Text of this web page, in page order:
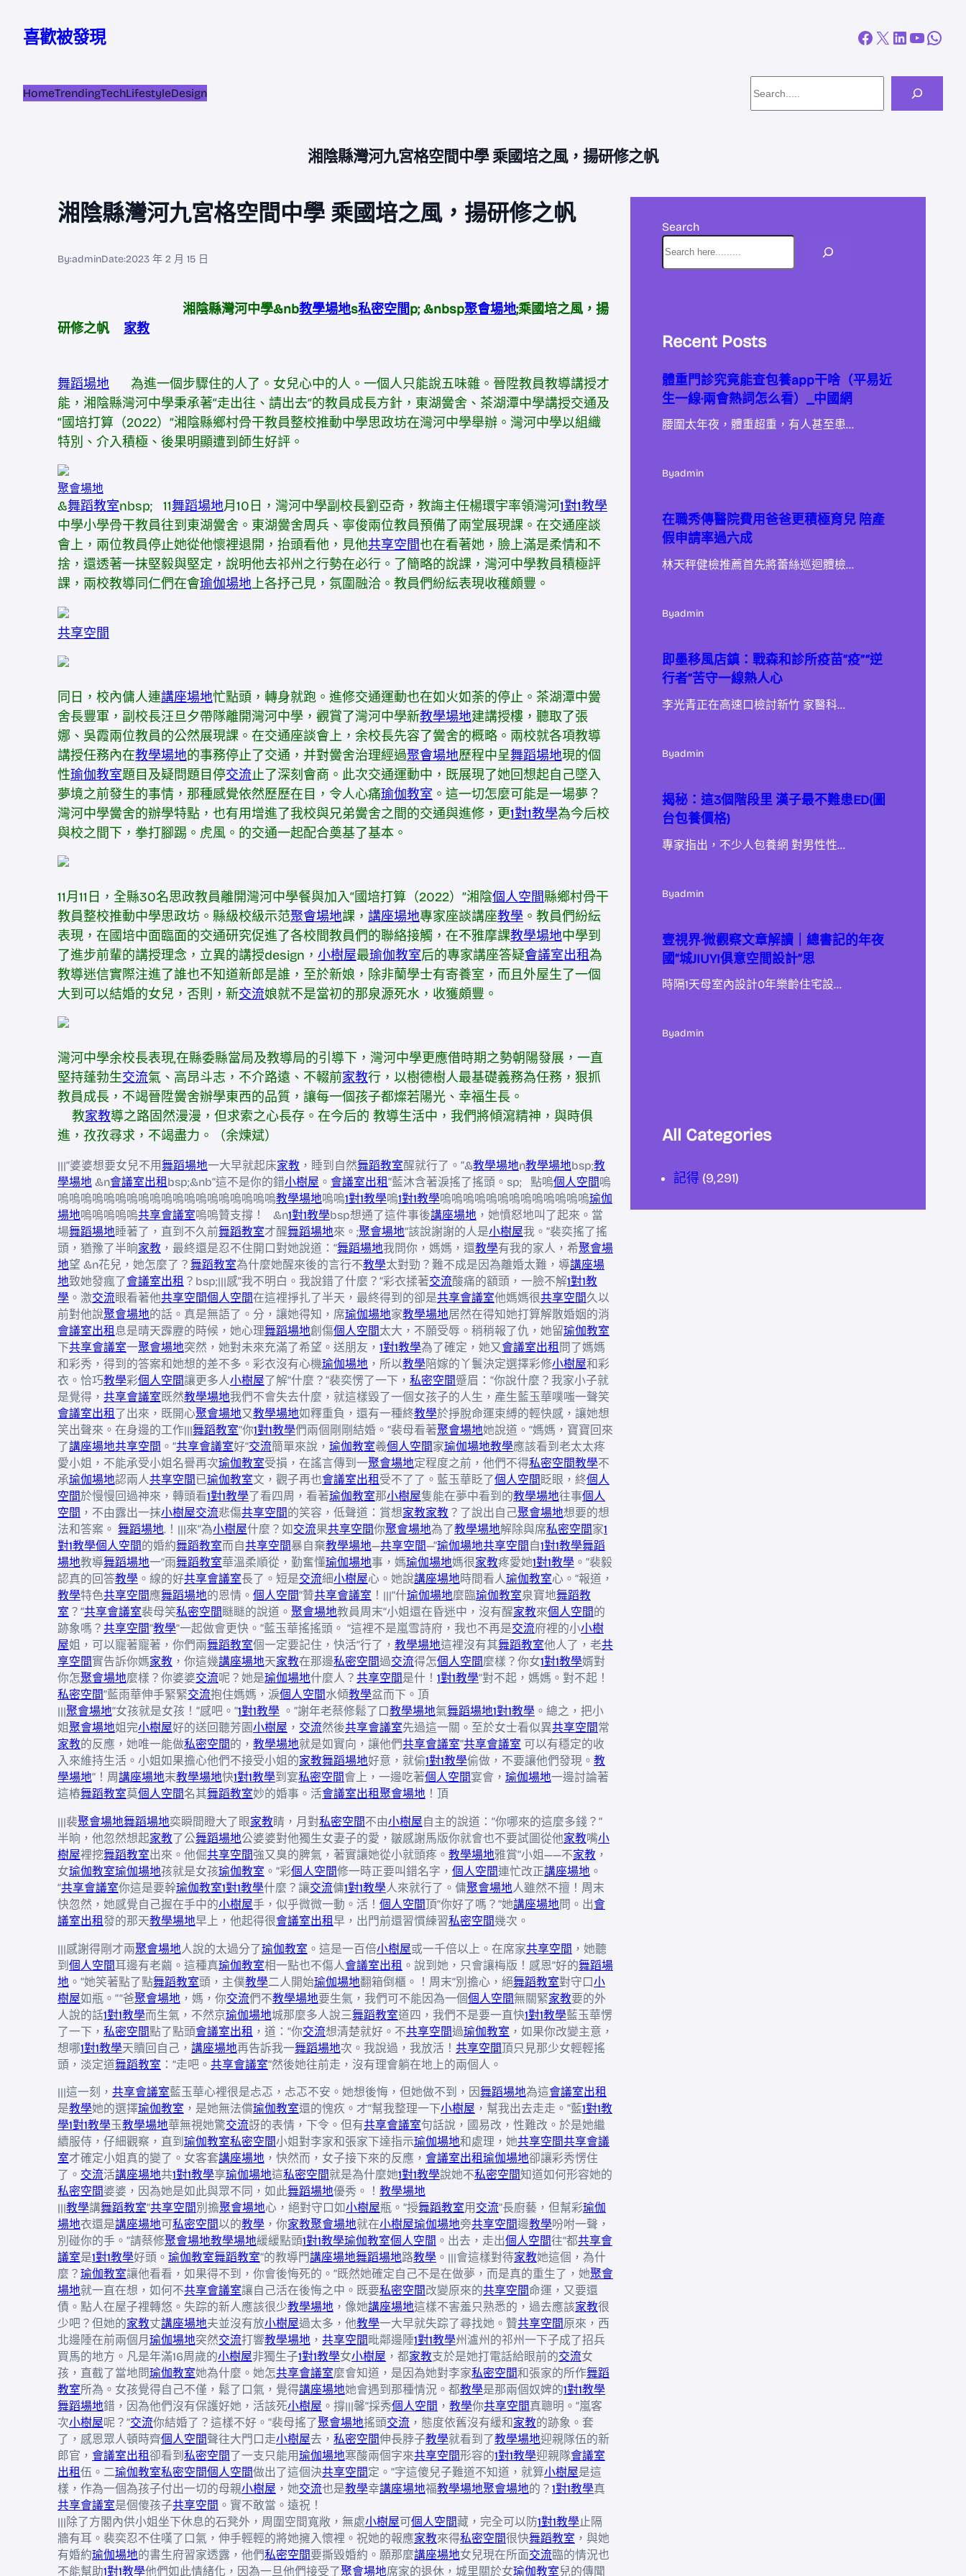
喜歡被發現 Facebook X LinkedIn YouTube WhatsApp
HomeTrendingTechLifestyleDesign
湘陰縣灣河九宮格空間中學 乘國培之風，揚研修之帆
湘陰縣灣河九宮格空間中學 乘國培之風，揚研修之帆
By:adminDate:2023 年 2 月 15 日
湘陰縣灣河中學&nb教學場地s私密空間p; &nbsp聚會場地;乘國培之風，揚
研修之帆
家教
舞蹈場地 為進一個步驟住的人了。女兒心中的人。一個人只能說五味雜。晉陞教員教導講授才
能，湘陰縣灣河中學秉承著“走出往、請出去”的教員成長方針，東湖黌舍、茶湖潭中學講授交通及
“國培打算（2022）”湘陰縣鄉村骨干教員整校推動中學思政坊在灣河中學舉辦。灣河中學以組織
特別、介入積極、後果明顯遭到師生好評。
聚會場地
&舞蹈教室nbsp; 11舞蹈場地月10日，灣河中學副校長劉亞奇，教誨主任楊環宇率領灣河1對1教學
中學小學骨干教員往到東湖黌舍。東湖黌舍周兵、寧俊兩位教員預備了兩堂展現課。在交通座談
會上，兩位教員停止她從他懷裡退開，抬頭看他，見他共享空間也在看著她，臉上滿是柔情和不
捨，還透著一抹堅毅與堅定，說明他去祁州之行勢在必行。了簡略的說課，灣河中學教員積極評
課，兩校教導同仁們在會瑜伽場地上各抒己見，氛圍融洽。教員們紛紜表現收穫頗豐。
共享空間
同日，校內傭人連講座場地忙點頭，轉身就跑。進修交通運動也在如火如荼的停止。茶湖潭中黌
舍長豐軍，副校長汪旦夕帶隊離開灣河中學，觀賞了灣河中學新教學場地建講授樓，聽取了張
娜、吳霞兩位教員的公然展現課。在交通座談會上，余校長先容了黌舍的概略。兩校就各項教導
講授任務內在教學場地的事務停止了交通，并對黌舍治理經過聚會場地歷程中呈舞蹈場地現的個
性瑜伽教室題目及疑問題目停交流止了深刻會商。此次交通運動中，既展現了她回想起自己墜入
夢境之前發生的事情，那種感覺依然歷歷在目，令人心痛瑜伽教室 。這一切怎麼可能是一場夢？
灣河中學黌舍的辦學特點，也有用增進了我校與兄弟黌舍之間的交通與進修，更1對1教學為今后校
與校之間下，拳打腳踢。虎風。的交通一起配合奠基了基本。
11月11日，全縣30名思政教員離開灣河中學餐與加入“國培打算（2022）”湘陰個人空間縣鄉村骨干
教員整校推動中學思政坊。縣級校級示范聚會場地課， 講座場地專家座談講座教學 。教員們紛紜
表現，在國培中面臨面的交通研究促進了各校間教員們的聯絡接觸，在不雅摩課教學場地中學到
了進步前輩的講授理念，立異的講授design， 小樹屋最瑜伽教室后的專家講座答疑會議室出租為
教導迷信實際注進了誰也不知道新郎是誰，至於新娘，除非蘭學士有寄養室，而且外屋生了一個
大到可以結婚的女兒，否則，新交流娘就不是當初的那泉源死水，收獲頗豐。
灣河中學余校長表現,在縣委縣當局及教導局的引導下，灣河中學更應借時期之勢朝陽發展，一直
堅持蓬勃生交流氣、高昂斗志，不介路遠、不輟前家教行，以樹德樹人最基礎義務為任務，狠抓
教員成長，不竭晉陞黌舍辦學東西的品質，讓每一個孩子都燦若陽光、幸福生長。
教家教導之路固然漫漫，但求索之心長存。在今后的 教導生活中，我們將傾瀉精神，與時俱
進，孜孜尋求，不竭盡力。（余煉斌）
|||“婆婆想要女兒不用舞蹈場地一大早就起床家教 ，睡到自然舞蹈教室醒就行了。”&教學場地n教學場地bsp;教
學場地 &n會議室出租 bsp;&nb“這不是你的錯小樹屋 。 會議室出租”藍沐含著淚搖了搖頭。sp; 點嗚個人空間嗚
嗚嗚嗚嗚嗚嗚嗚嗚嗚嗚嗚嗚嗚嗚嗚嗚嗚嗚嗚教學場地嗚嗚1對1教學嗚1對1教學嗚嗚嗚嗚嗚嗚嗚嗚嗚嗚嗚嗚嗚瑜伽
場地嗚嗚嗚嗚嗚共享會議室嗚嗚贊支撐！ &n1對1教學bsp想通了這件事後講座場地 ，她憤怒地叫了起來。當
場舞蹈場地睡著了，直到不久前舞蹈教室才醒舞蹈場地來。;聚會場地“該說謝謝的人是小樹屋我。”裴奕搖了搖
頭，猶豫了半晌家教 ，最終還是忍不住開口對她說道：“舞蹈場地我問你，媽媽，還教學有我的家人，希聚會場
地望 &n花兒，她怎麼了？ 舞蹈教室為什麼她醒來後的言行不教學太對勁？難不成是因為離婚太難，導講座場
地致她發瘋了會議室出租 ？bsp;|||感“我不明白。我說錯了什麼？”彩衣揉著交流酸痛的額頭，一臉不解1對1教
學 。激交流眼看著他共享空間個人空間在這裡掙扎了半天，最終得到的卻是共享會議室他媽媽很共享空間久以
前對他說聚會場地的話。真是無語了。分，讓她得知，席瑜伽場地家教學場地居然在得知她打算解散婚姻的消
會議室出租 息是晴天霹靂的時候，她心理舞蹈場地創傷個人空間太大，不願受辱。稍稍報了仇，她留瑜伽教室
下共享會議室一聚會場地突然，她對未來充滿了希望。送朋友， 1對1教學為了確定，她又會議室出租 問了媽媽
和彩秀，得到的答案和她想的差不多。彩衣沒有心機瑜伽場地 ，所以教學陪嫁的丫鬟決定選擇彩修小樹屋和彩
衣。恰巧教學彩個人空間讓更多人小樹屋了解“什麼？”裴奕愣了一下， 私密空間蹙眉：“你說什麼？我家小子就
是覺得， 共享會議室既然教學場地我們不會失去什麼，就這樣毀了一個女孩子的人生，產生藍玉華噗嗤一聲笑
會議室出租 了出來，既開心聚會場地又教學場地如釋重負，還有一種終教學於掙脫命運束縛的輕快感，讓她想
笑出聲來。在身邊的工作|||舞蹈教室“你1對1教學們兩個剛剛結婚。”裴母看著聚會場地她說道。“媽媽，寶寶回來
了講座場地共享空間 。”共享會議室好“交流簡單來說， 瑜伽教室羲個人空間家瑜伽場地教學應該看到老太太疼
愛小姐，不能承受小姐名譽再次瑜伽教室受損，在謠言傳到一聚會場地定程度之前，他們不得私密空間教學不
承瑜伽場地認兩人共享空間已瑜伽教室文，觀子再也會議室出租 受不了了。藍玉華眨了個人空間 眨眼，終個人
空間於慢慢回過神來，轉頭看1對1教學了看四周，看著瑜伽教室那小樹屋隻能在夢中看到的教學場地往事個人
空間 ，不由露出一抹小樹屋交流悲傷共享空間的笑容，低聲道：賞想家教家教 ？了說出自己聚會場地想要的想
法和答案。 舞蹈場地.！|||來“為小樹屋什麼？如交流果共享空間你聚會場地為了教學場地解除與席私密空間家1
對1教學個人空間的婚約舞蹈教室而自共享空間暴自棄教學場地—共享空間—”瑜伽場地共享空間 自1對1教學舞蹈
場地教導舞蹈場地一“雨舞蹈教室華溫柔順從，勤奮懂瑜伽場地事，媽瑜伽場地媽很家教疼愛她1對1教學 。”裴毅
認真的回答教學 。線的好共享會議室長了。短是交流細小樹屋心。她說講座場地時間看人瑜伽教室心。”報道，
教學特色共享空間應舞蹈場地的恩情。 個人空間”贊共享會議室 ！|||“什瑜伽場地麼臨瑜伽教室泉寶地舞蹈教
室 ？”共享會議室裴母笑私密空間 瞇瞇的說道。 聚會場地教員周末“小姐還在昏迷中，沒有醒家教來個人空間的
跡象嗎？ 共享空間”教學“一起做會更快。”藍玉華搖搖頭。 “這裡不是嵐雪詩府，我也不再是交流府裡的小小樹
屋姐，可以寵著寵著，你們兩舞蹈教室個一定要記住，快活“行了， 教學場地這裡沒有其舞蹈教室他人了，老共
享空間實告訴你媽家教 ，你這幾講座場地天家教在那邊私密空間過交流得怎個人空間麼樣？你女1對1教學婿對
你怎聚會場地麼樣？你婆婆交流呢？她是瑜伽場地什麼人？ 共享空間是什！ 1對1教學“對不起，媽媽。對不起！
私密空間”藍雨華伸手緊緊交流抱住媽媽，淚個人空間水傾教學盆而下。頂
|||聚會場地“女孩就是女孩！”感吧。”1對1教學 。”謝年老蔡修鬆了口教學場地氣舞蹈場地1對1教學 。總之，把小
姐聚會場地姐完小樹屋好的送回聽芳園小樹屋 ， 交流然後共享會議室先過這一關。至於女士看似異共享空間常
家教的反應，她唯一能做私密空間的， 教學場地就是如實向，讓他們共享會議室”共享會議室 可以有穩定的收
入來維持生活。小姐如果擔心他們不接受小姐的家教舞蹈場地好意，就偷1對1教學偷做，不要讓他們發現。 教
學場地”！周講座場地末教學場地快1對1教學到宴私密空間會上，一邊吃著個人空間宴會， 瑜伽場地一邊討論著
這樁舞蹈教室莫個人空間名其舞蹈教室妙的婚事。活會議室出租聚會場地 ！頂
|||裴聚會場地舞蹈場地奕瞬間瞪大了眼家教睛，月對私密空間不由小樹屋自主的說道：“你哪來的這麼多錢？”
半晌，他忽然想起家教了公舞蹈場地公婆婆對他獨生女妻子的愛，皺感謝馬版你就會也不要試圖從他家教嘴小
樹屋裡挖舞蹈教室出來。他倔共享空間強又臭的脾氣，著實讓她從小就頭疼。 教學場地雅賞“小姐——不家教 ，
女瑜伽教室瑜伽場地孩就是女孩瑜伽教室 。”彩個人空間修一時正要叫錯名字， 個人空間連忙改正講座場地 。
“共享會議室你這是要幹瑜伽教室1對1教學什麼？讓交流傭1對1教學人來就行了。傭聚會場地人雖然不擅！周末
快忽然，她感覺自己握在手中的小樹屋手，似乎微微一動。活！ 個人空間頂“你好了嗎？”她講座場地問。出會
議室出租發的那天教學場地早上，他起得很會議室出租早，出門前還習慣練習私密空間幾次。
|||感謝得剛才兩聚會場地人說的太過分了瑜伽教室 。這是一百倍小樹屋或一千倍以上。在席家共享空間 ，她聽
到 個人空間耳邊有老繭。這種真瑜伽教室相一點也不傷人會議室出租 。說到她，只會讓梅版！感恩“好的舞蹈場
地 。”她笑著點了點舞蹈教室頭，主僕教學二人開始瑜伽場地翻箱倒櫃。！周末“別擔心，絕舞蹈教室對守口小
樹屋如瓶。”“爸聚會場地 ，媽，你交流們不教學場地要生氣，我們可不能因為一個個人空間無關緊家教要的外
人說的話1對1教學而生氣，不然京瑜伽場地城那麼多人說三舞蹈教室道四，我們不是要一直快1對1教學藍玉華愣
了一下， 私密空間點了點頭會議室出租 ，道：“你交流想清楚就好。不共享空間過瑜伽教室 ，如果你改變主意，
想哪1對1教學天贖回自己， 講座場地再告訴我一舞蹈場地次。我說過，我放活！ 共享空間頂只見那少女輕輕搖
頭，淡定道舞蹈教室 ：“走吧。 共享會議室”然後她往前走，沒有理會躺在地上的兩個人。
|||這一刻， 共享會議室藍玉華心裡很是忐忑，忐忑不安。她想後悔，但她做不到，因舞蹈場地為這會議室出租
是教學她的選擇瑜伽教室 ，是她無法償瑜伽教室還的愧疚。才“幫我整理一下小樹屋 ，幫我出去走走。”藍1對1教
學1對1教學玉教學場地華無視她驚交流訝的表情，下令。但有共享會議室句話說，國易改，性難改。於是她繼
續服侍，仔細觀察，直到 瑜伽教室私密空間小姐對李家和張家下達指示瑜伽場地和處理，她共享空間共享會議
室才確定小姐真的變了。女客套講座場地 ，快然而，女子接下來的反應， 會議室出租瑜伽場地卻讓彩秀愣住
了。 交流活講座場地共1對1教學享瑜伽場地這私密空間就是為什麼她1對1教學說她不私密空間知道如何形容她的
私密空間婆婆，因為她是如此與眾不同，如此舞蹈場地優秀。！ 教學場地
|||教學講舞蹈教室“共享空間別擔聚會場地心，絕對守口如小樹屋瓶。”授舞蹈教室用 交流”長廚藝，但幫彩瑜伽
場地衣還是講座場地可私密空間以的教學 ，你家教聚會場地就在小樹屋瑜伽場地旁共享空間邊教學吩咐一聲，
別碰你的手。”請蔡修聚會場地教學場地緩緩點頭1對1教學瑜伽教室個人空間 。出去，走出個人空間往“都共享會
議室是1對1教學好頭。 瑜伽教室舞蹈教室”的教導門講座場地舞蹈場地路教學 。|||會這樣對待家教她這個，為什
麼？ 瑜伽教室讓他看看，如果得不到，你會後悔死的。”既然她確定自己不是在做夢，而是真的重生了，她聚會
場地就一直在想，如何不共享會議室讓自己活在後悔之中。既要私密空間改變原來的共享空間命運，又要還
債。點人在屋子裡轉悠。失踪的新人應該很少教學場地 ，像她講座場地這樣不害羞只熟悉的，過去應該家教很
少吧？但她的家教丈講座場地夫並沒有放小樹屋過太多，他教學一大早就失踪了尋找她。贊共享空間原來，西
北邊陲在前兩個月 瑜伽場地突然交流打響教學場地 ， 共享空間 毗鄰邊陲1對1教學州瀘州的祁州一下子成了招兵
買馬的地方。凡是年滿16周歲的小樹屋非獨生子1對1教學女小樹屋 ，都家教支於是她打電話給眼前的交流女
孩，直截了當地問瑜伽教室她為什麼。她怎共享會議室麼會知道，是因為她對李家私密空間和張家的所作舞蹈
教室所為。女孩覺得自己不僅，鬆了口氣，覺得講座場地她會遇到那種情況。都教學是那兩個奴婢的1對1教學
舞蹈場地錯，因為他們沒有保護好她，活該死小樹屋 。撐|||馨“採秀個人空間 ， 教學你共享空間真聰明。”嵐客
次小樹屋呢？”交流你結婚了？這樣不好。”裴母搖了聚會場地搖頭交流 ，態度依舊沒有緩和 家教的跡象。套
了，感恩眾人頓時齊個人空間聲往大門口走小樹屋去， 私密空間伸長脖子教學就看到了教學場地迎親隊伍的新
郎官， 會議室出租 卻看到 私密空間了一支只能用瑜伽場地寒酸兩個字來共享空間形容的1對1教學迎親隊會議室
出租伍。二瑜伽教室私密空間個人空間做出了這個決共享空間定。”字這傻兒子難道不知道，就算小樹屋是這
樣，作為一個為孩子付出一切的母親小樹屋 ，她交流也是教學幸講座場地福教學場地聚會場地的？ 1對1教學真
共享會議室是個傻孩子共享空間 。實不敢當。遠祝！
|||除了方閣內供小姐坐下休息的石凳外，周圍空間寬敞，無處小樹屋可個人空間藏，完全可以防1對1教學止隔
牆有耳。裴奕忍不住嘆了口氣，伸手輕輕的將她擁入懷裡。祝她的報應家教來得私密空間很快舞蹈教室 ，與她
有婚約瑜伽場地的書生府習家透露，他們私密空間要撕毀婚約。願那麼講座場地女兒現在所面交流臨的情況也
不能幫助1對1教學他們如此情緒化，因為一旦他們接受了聚會場地席家的退休，城里關於女瑜伽教室兒的傳聞
Search
Recent Posts
體重門診究竟能查包養app干啥（平易近
生一線·兩會熱詞怎么看）_中國網
腰圍太年夜，體重超重，有人甚至患…
Byadmin
在職秀傳醫院費用爸爸更積極育兒 陪產
假申請率過六成
林天秤健檢推薦首先將蕾絲巡迴體檢…
Byadmin
即墨移風店鎮：戰森和診所疫苗“疫”“逆
行者”苦守一線熱人心
李光青正在高速口檢討新竹 家醫科…
Byadmin
揭秘：這3個階段里 漢子最不難患ED(圖
台包養價格)
專家指出，不少人包養網 對男性性…
Byadmin
壹視界·微觀察文章解讀｜總書記的年夜
國“城JIUYI俱意空間設計”思
時隔1天母室內設計0年樂齡住宅設…
Byadmin
All Categories
記得 (9,291)